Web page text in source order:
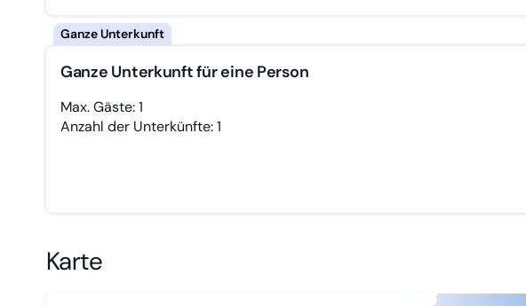
Ganze Unterkunft für eine Person
Max. Gäste: 1
Anzahl der Unterkünfte: 1
Karte